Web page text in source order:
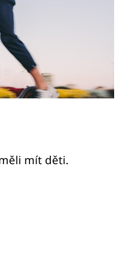
mít děti.